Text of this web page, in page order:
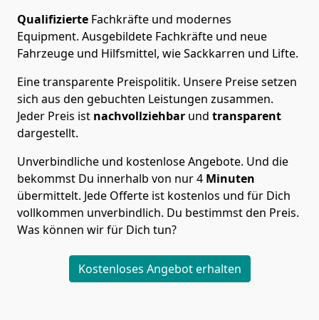
Qualifizierte Fachkräfte und modernes
Equipment. Ausgebildete Fachkräfte und neue
Fahrzeuge und Hilfsmittel, wie Sackkarren und Lifte.
Eine transparente Preispolitik. Unsere Preise setzen
sich aus den gebuchten Leistungen zusammen.
Jeder Preis ist nachvollziehbar und transparent
dargestellt.
Unverbindliche und kostenlose Angebote. Und die
bekommst Du innerhalb von nur4 Minuten
übermittelt. Jede Offerte ist kostenlos und für Dich
vollkommen unverbindlich. Du bestimmst den Preis.
Was können wir für Dich tun?
Kostenloses Angebot erhalten